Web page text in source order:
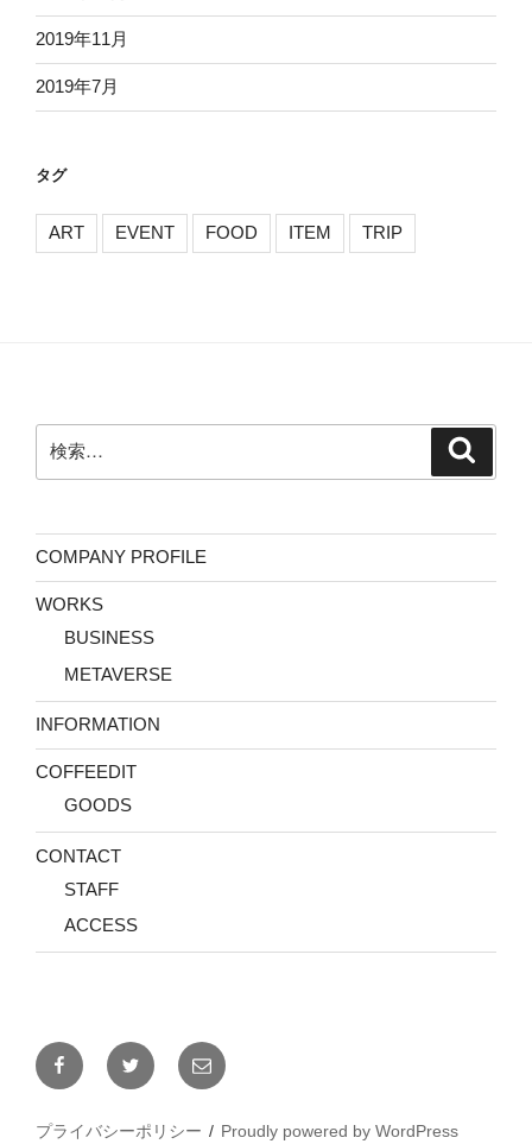
2019年11月
2019年7月
タグ
ART EVENT FOOD ITEM TRIP
索:
COMPANY PROFILE
WORKS
BUSINESS
METAVERSE
INFORMATION
COFFEEDIT
GOODS
CONTACT
STAFF
ACCESS
FacebookTwitter
メ
ー
プライバシーポリシー Proudly powered by WordPress